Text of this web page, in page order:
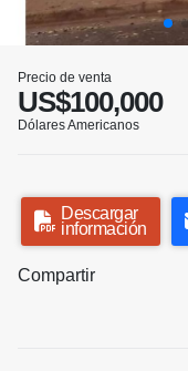
Precio de venta
US$100,000
Dólares Americanos
Descargar
información
Compartir